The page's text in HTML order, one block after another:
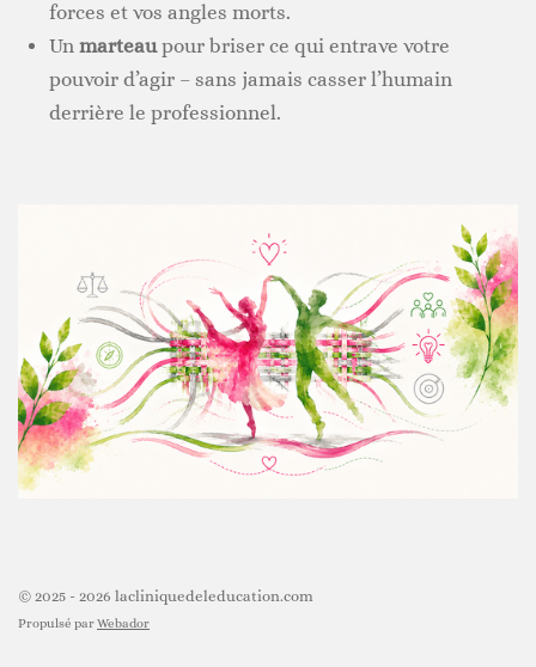
forces et vos angles morts.
Un marteaupour briser ce qui entrave votre
pouvoir d’agir – sans jamais casser l’humain
derrière le professionnel.
© 2025 - 2026 lacliniquedeleducation.com
Propulsé parWebador